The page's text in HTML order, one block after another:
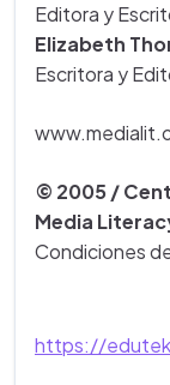
Editora y
Elizabeth
Escritora y
© 2005 /
Media
Condiciones
https://